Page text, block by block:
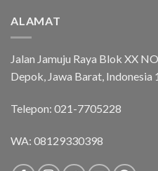
ALAMAT
Jalan Jamuju Raya Blok XX
Depok, Jawa Barat, Indonesia
Telepon: 021-7705228
WA: 08129330398